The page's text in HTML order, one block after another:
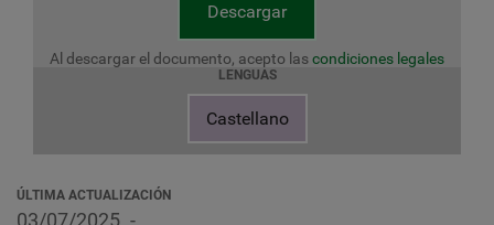
Descargar
Al descargar el documento, acepto lascondiciones legales
LENGUAS
Castellano
ÚLTIMA ACTUALIZACIÓN
03/07/2025